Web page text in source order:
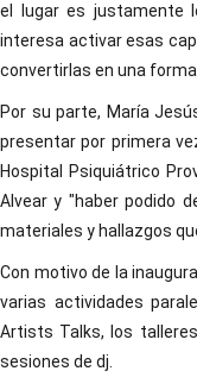
el lugar es justamente
interesa activar esas
convertirlas en una
Por su parte, María
presentar por primera
Hospital Psiquiátrico
Alvear y "haber podido
materiales y hallazgos
Con motivo de la
varias actividades
Artists Talks, los
sesiones de dj.